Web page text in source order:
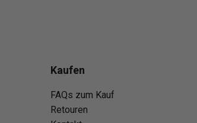
Kaufen
FAQs zum Kauf
Retouren